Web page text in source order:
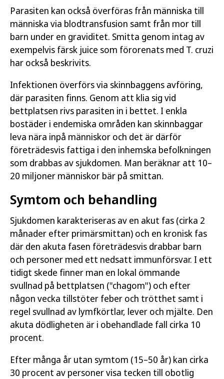
Parasiten kan också överföras från människa till
människa via blodtransfusion samt från mor till
barn under en graviditet. Smitta genom intag av
exempelvis färsk juice som förorenats med T. cruzi
har också beskrivits.
Infektionen överförs via skinnbaggens avföring,
där parasiten finns. Genom att klia sig vid
bettplatsen rivs parasiten in i bettet. I enkla
bostäder i endemiska områden kan skinnbaggar
leva nära inpå människor och det är därför
företrädesvis fattiga i den inhemska befolkningen
som drabbas av sjukdomen. Man beräknar att 10–
20 miljoner människor bär på smittan.
Symtom och behandling
Sjukdomen karakteriseras av en akut fas (cirka 2
månader efter primärsmittan) och en kronisk fas
där den akuta fasen företrädesvis drabbar barn
och personer med ett nedsatt immunförsvar. I ett
tidigt skede finner man en lokal ömmande
svullnad på bettplatsen ("chagom") och efter
någon vecka tillstöter feber och trötthet samt i
regel svullnad av lymfkörtlar, lever och mjälte. Den
akuta dödligheten är i obehandlade fall cirka 10
procent.
Efter många år utan symtom (15–50 år) kan cirka
30 procent av personer visa tecken till obotlig